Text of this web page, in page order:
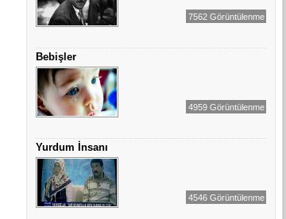
7562 Görüntülenme
Bebişler
4959 Görüntülenme
Yurdum İnsanı
4546 Görüntülenme